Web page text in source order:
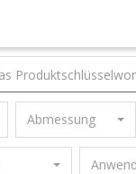
Abmessung